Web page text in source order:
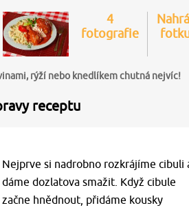
4
fotografie
rýží nebo knedlíkem chutná nejvíc!
receptu
Nejprve si nadrobno rozkrájíme cibuli
dáme dozlatova smažit. Když cibule
začne hnědnout, přidáme kousky